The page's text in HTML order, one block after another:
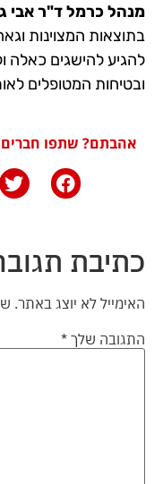
מנהל כרמל ד"ר אבי
בתוצאות המצוינות
להגיע להישגים כאלה
ובטיחות המטופלים
אהבתם? שתפו
כתיבת
האימייל לא יוצג באתר.
התגובה שלך *